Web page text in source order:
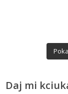
Daj mi